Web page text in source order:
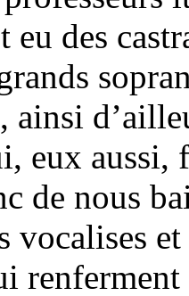
eu des
ainsi
eux aussi,
de nous
vocalises